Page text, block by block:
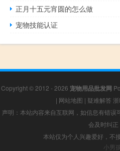
正月十五元宵圆的怎么做
宠物技能认证
Copyright © 2012 - 2026 宠物用品批发网
| 网站地图 | 疑难解答
声明：本站内容来自互联网，如信息有错
会及时纠
本站仅为个人兴趣爱好，不
小男孩